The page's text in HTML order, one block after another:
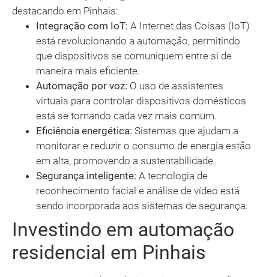
destacando em Pinhais:
Integração com IoT: A Internet das Coisas (IoT)
está revolucionando a automação, permitindo
que dispositivos se comuniquem entre si de
maneira mais eficiente.
Automação por voz: O uso de assistentes
virtuais para controlar dispositivos domésticos
está se tornando cada vez mais comum.
Eficiência energética: Sistemas que ajudam a
monitorar e reduzir o consumo de energia estão
em alta, promovendo a sustentabilidade.
Segurança inteligente: A tecnologia de
reconhecimento facial e análise de vídeo está
sendo incorporada aos sistemas de segurança.
Investindo em automação
residencial em Pinhais